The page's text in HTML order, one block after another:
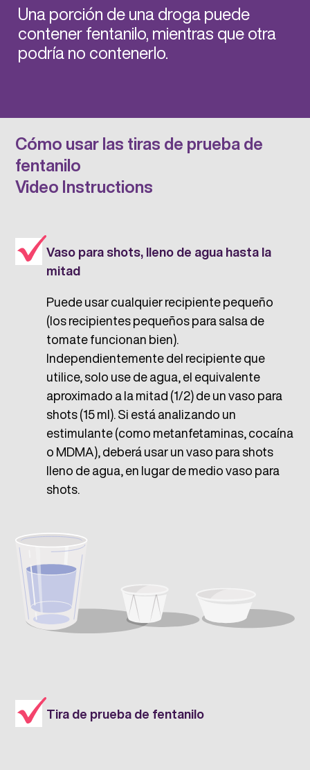
Una porción de una droga puede
contener fentanilo, mientras que otra
podría no contenerlo.
Cómo usar las tiras de prueba de
fentanilo
Video Instructions
Vaso para shots, lleno de agua hasta la
mitad
Puede usar cualquier recipiente pequeño
(los recipientes pequeños para salsa de
tomate funcionan bien).
Independientemente del recipiente que
utilice, solo use de agua, el equivalente
aproximado a la mitad (1/2) de un vaso para
shots (15 ml). Si está analizando un
estimulante (como metanfetaminas, cocaína
o MDMA), deberá usar un vaso para shots
lleno de agua, en lugar de medio vaso para
shots.
Tira de prueba de fentanilo